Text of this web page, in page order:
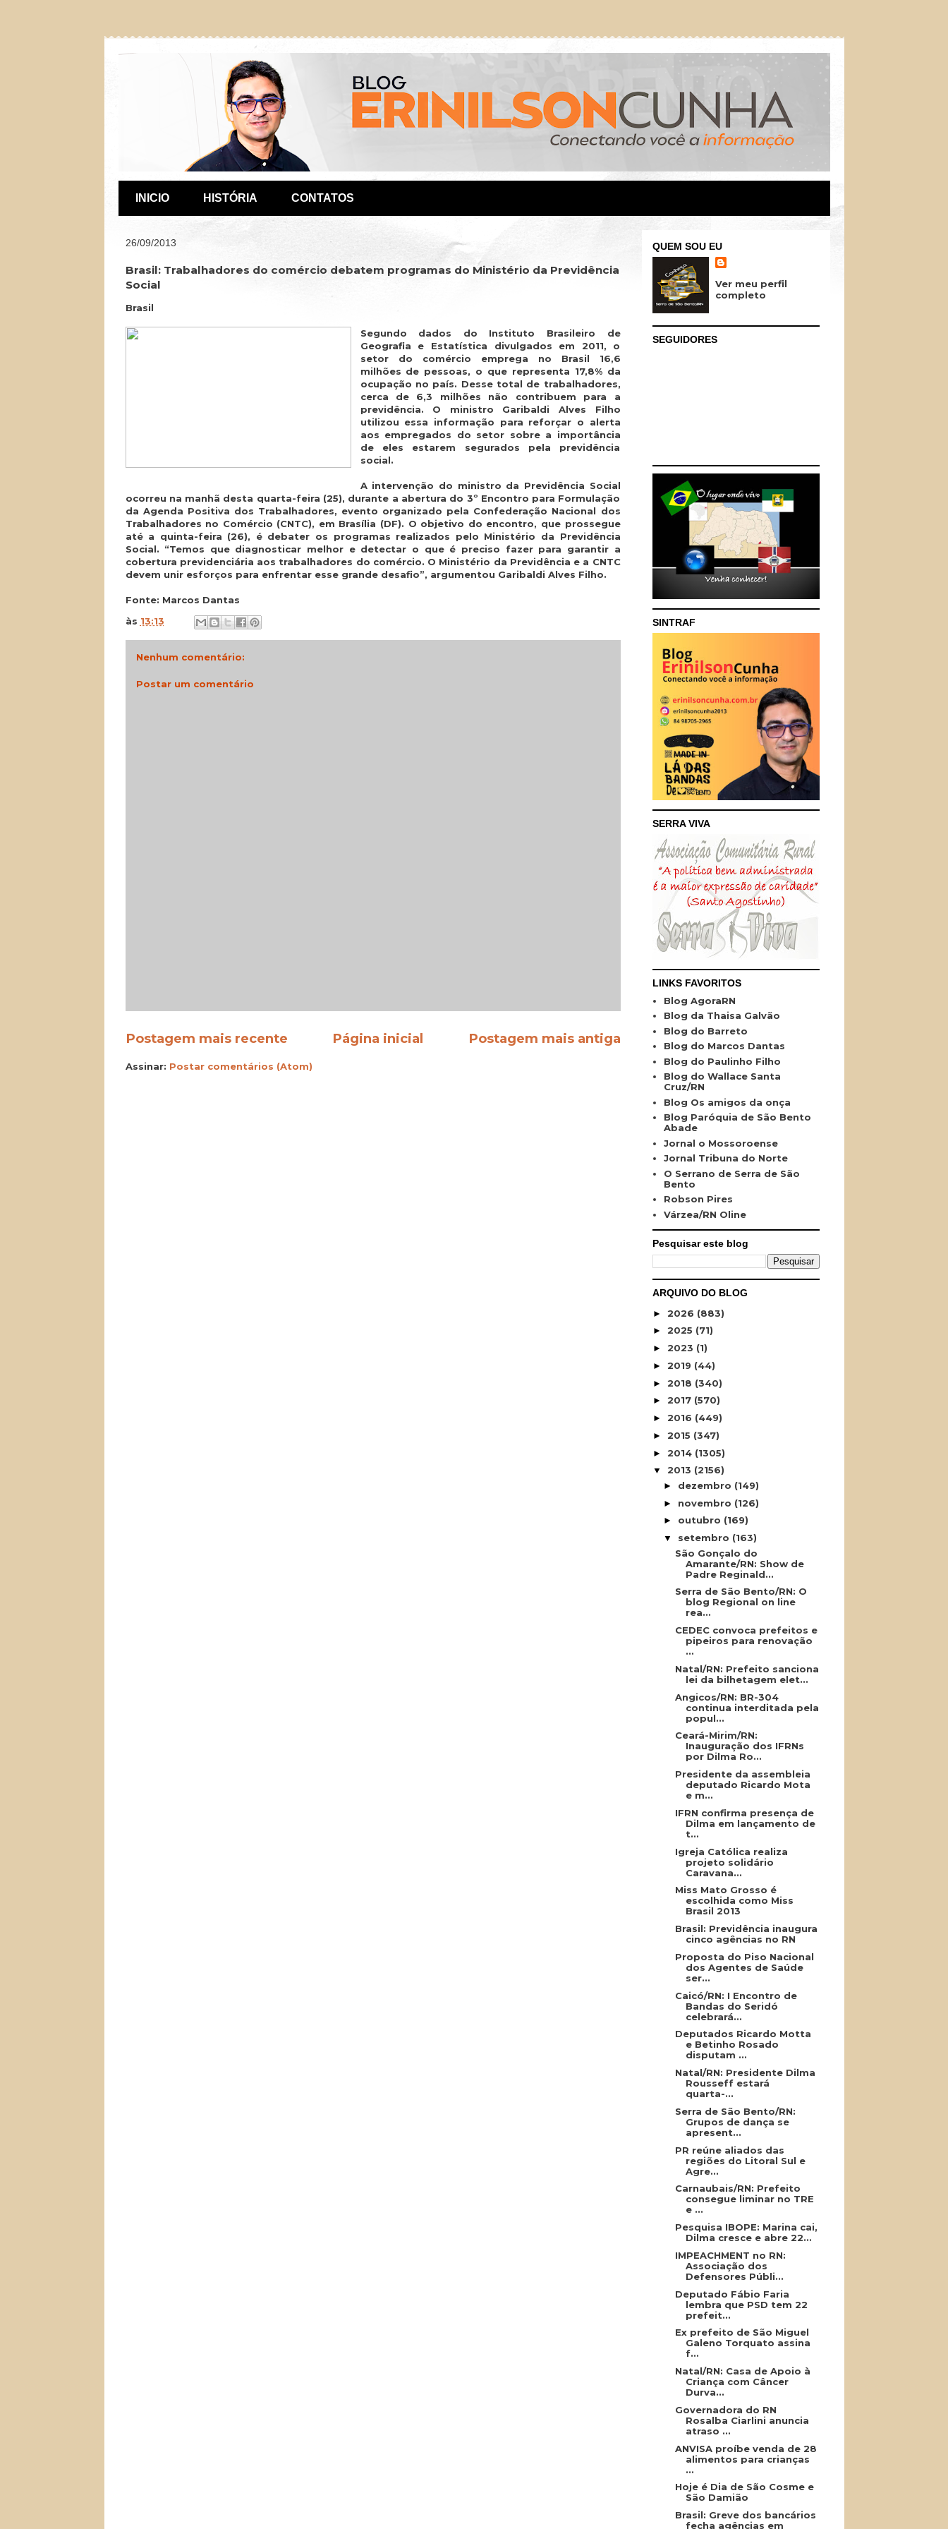
INICIO HISTÓRIA CONTATOS
26/09/2013
Brasil: Trabalhadores do comércio debatem programas do Ministério da Previdência
Social
Brasil
Segundo dados do Instituto Brasileiro de
Geografia e Estatística divulgados em 2011, o
setor do comércio emprega no Brasil 16,6
milhões de pessoas, o que representa 17,8% da
ocupação no país. Desse total de trabalhadores,
cerca de 6,3 milhões não contribuem para a
previdência. O ministro Garibaldi Alves Filho
utilizou essa informação para reforçar o alerta
aos empregados do setor sobre a importância
de eles estarem segurados pela previdência
social.
A intervenção do ministro da Previdência Social
ocorreu na manhã desta quarta-feira (25), durante a abertura do 3º Encontro para Formulação
da Agenda Positiva dos Trabalhadores, evento organizado pela Confederação Nacional dos
Trabalhadores no Comércio (CNTC), em Brasília (DF). O objetivo do encontro, que prossegue
até a quinta-feira (26), é debater os programas realizados pelo Ministério da Previdência
Social. “Temos que diagnosticar melhor e detectar o que é preciso fazer para garantir a
cobertura previdenciária aos trabalhadores do comércio. O Ministério da Previdência e a CNTC
devem unir esforços para enfrentar esse grande desafio”, argumentou Garibaldi Alves Filho.
Fonte: Marcos Dantas
às 13:13
Nenhum comentário:
Postar um comentário
Postagem mais recente Postagem mais antiga
Página inicial
Assinar: Postar comentários (Atom)
QUEM SOU EU
Ver meu perfil
completo
SEGUIDORES
SINTRAF
SERRA VIVA
LINKS FAVORITOS
Blog AgoraRN
Blog da Thaisa Galvão
Blog do Barreto
Blog do Marcos Dantas
Blog do Paulinho Filho
Blog do Wallace Santa
Cruz/RN
Blog Os amigos da onça
Blog Paróquia de São Bento
Abade
Jornal o Mossoroense
Jornal Tribuna do Norte
O Serrano de Serra de São
Bento
Robson Pires
Várzea/RN Oline
Pesquisar este blog
ARQUIVO DO BLOG
► 2026 (883)
► 2025 (71)
► 2023 (1)
► 2019 (44)
► 2018 (340)
► 2017 (570)
► 2016 (449)
► 2015 (347)
► 2014 (1305)
▼ 2013 (2156)
► dezembro (149)
► novembro (126)
► outubro (169)
▼ setembro (163)
São Gonçalo do
Amarante/RN: Show de
Padre Reginald...
Serra de São Bento/RN: O
blog Regional on line
rea...
CEDEC convoca prefeitos e
pipeiros para renovação
...
Natal/RN: Prefeito sanciona
lei da bilhetagem elet...
Angicos/RN: BR-304
continua interditada pela
popul...
Ceará-Mirim/RN:
Inauguração dos IFRNs
por Dilma Ro...
Presidente da assembleia
deputado Ricardo Mota
e m...
IFRN confirma presença de
Dilma em lançamento de
t...
Igreja Católica realiza
projeto solidário
Caravana...
Miss Mato Grosso é
escolhida como Miss
Brasil 2013
Brasil: Previdência inaugura
cinco agências no RN
Proposta do Piso Nacional
dos Agentes de Saúde
ser...
Caicó/RN: I Encontro de
Bandas do Seridó
celebrará...
Deputados Ricardo Motta
e Betinho Rosado
disputam ...
Natal/RN: Presidente Dilma
Rousseff estará
quarta-...
Serra de São Bento/RN:
Grupos de dança se
apresent...
PR reúne aliados das
regiões do Litoral Sul e
Agre...
Carnaubais/RN: Prefeito
consegue liminar no TRE
e ...
Pesquisa IBOPE: Marina cai,
Dilma cresce e abre 22...
IMPEACHMENT no RN:
Associação dos
Defensores Públi...
Deputado Fábio Faria
lembra que PSD tem 22
prefeit...
Ex prefeito de São Miguel
Galeno Torquato assina
f...
Natal/RN: Casa de Apoio à
Criança com Câncer
Durva...
Governadora do RN
Rosalba Ciarlini anuncia
atraso ...
ANVISA proíbe venda de 28
alimentos para crianças
...
Hoje é Dia de São Cosme e
São Damião
Brasil: Greve dos bancários
fecha agências em